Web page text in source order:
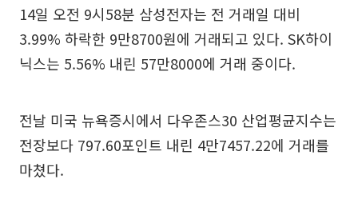
14일 오전 9시58분 삼성전자는 전 거래일 대비
3.99% 하락한 9만8700원에 거래되고 있다. SK하이
닉스는 5.56% 내린 57만8000에 거래 중이다.
전날 미국 뉴욕증시에서 다우존스30 산업평균지수는
전장보다 797.60포인트 내린 4만7457.22에 거래를
마쳤다.